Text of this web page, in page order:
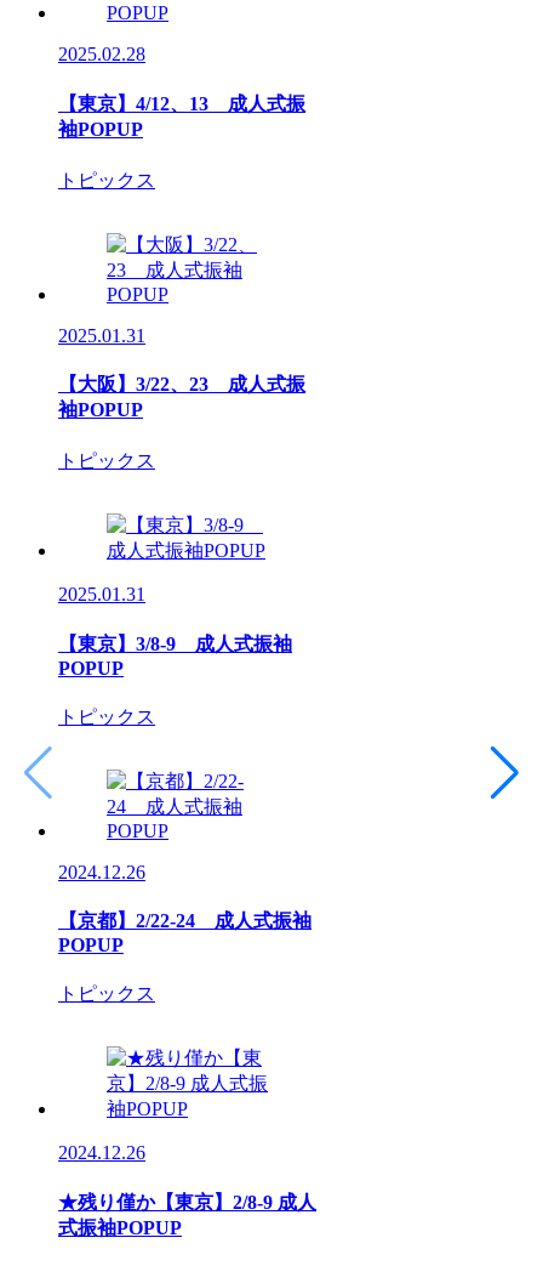
2025.02.28
【東京】4/12、13 成人式振
袖POPUP
トピックス
2025.01.31
【大阪】3/22、23 成人式振
袖POPUP
トピックス
2025.01.31
【東京】3/8‐9 成人式振袖
POPUP
トピックス
2024.12.26
【京都】2/22-24 成人式振袖
POPUP
トピックス
2024.12.26
★残り僅か【東京】2/8‐9 成人
式振袖POPUP